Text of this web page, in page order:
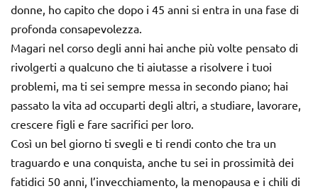
donne, ho capito che dopo i 45 anni si entra in una fase di
profonda consapevolezza.
Magari nel corso degli anni hai anche più volte pensato di
rivolgerti a qualcuno che ti aiutasse a risolvere i tuoi
problemi, ma ti sei sempre messa in secondo piano; hai
passato la vita ad occuparti degli altri, a studiare, lavorare,
crescere figli e fare sacrifici per loro.
Così un bel giorno ti svegli e ti rendi conto che tra un
traguardo e una conquista, anche tu sei in prossimità dei
fatidici 50 anni, l’invecchiamento, la menopausa e i chili di